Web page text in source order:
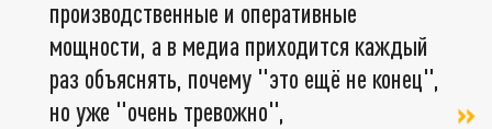
производственные и оперативные
мощности, а в медиа приходится каждый
раз объяснять, почему "это ещё не конец",
но уже "очень тревожно",